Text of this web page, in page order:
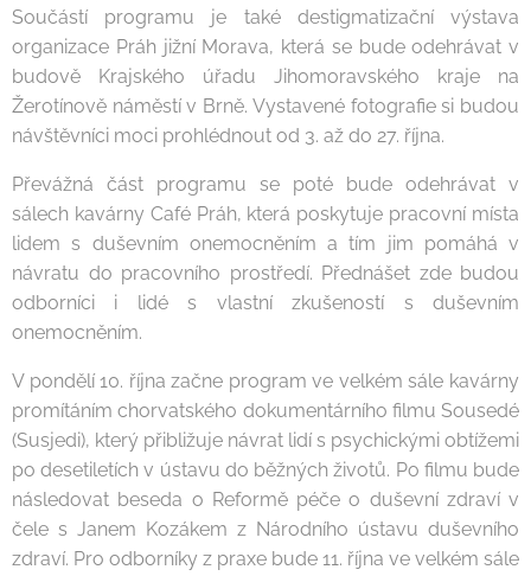
Součástí programu je také destigmatizační výstava
organizace Práh jižní Morava, která se bude odehrávat v
budově Krajského úřadu Jihomoravského kraje na
Žerotínově náměstí v Brně. Vystavené fotografie si budou
návštěvníci moci prohlédnout od 3. až do 27. října.
Převážná část programu se poté bude odehrávat v
sálech kavárny Café Práh, která poskytuje pracovní místa
lidem s duševním onemocněním a tím jim pomáhá v
návratu do pracovního prostředí. Přednášet zde budou
odborníci i lidé s vlastní zkušeností s duševním
onemocněním.
V pondělí 10. října začne program ve velkém sále kavárny
promítáním chorvatského dokumentárního filmu Sousedé
(Susjedi), který přibližuje návrat lidí s psychickými obtížemi
po desetiletích v ústavu do běžných životů. Po filmu bude
následovat beseda o Reformě péče o duševní zdraví v
čele s Janem Kozákem z Národního ústavu duševního
zdraví. Pro odborníky z praxe bude 11. října ve velkém sále